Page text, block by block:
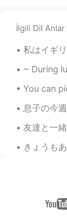
ーーー
For
I used
İlgili Dil Anlar
私はイギリスのリンカーンに住んで、この所はリンカ
~ During lunch break ~ 🐌 (先生 2)：
You can pick your friends
息子の今週のご褒美ように、一緒
友達と一緒に人気のコーヒーカフ
きょうもあついですが、あす